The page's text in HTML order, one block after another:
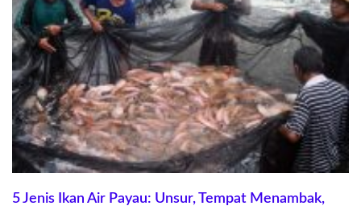
5 Jenis Ikan Air Payau: Unsur, Tempat Menambak,